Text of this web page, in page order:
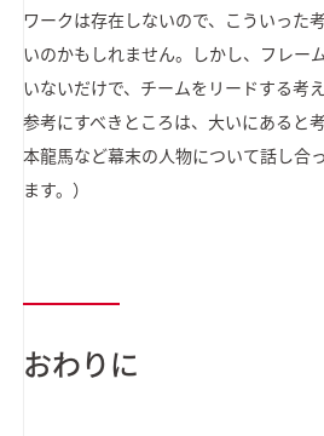
ワークは存在しないので、こういった
いのかもしれません。しかし、フレー
いないだけで、チームをリードする考
参考にすべきところは、大いにあると
本龍馬など幕末の人物について話し合
ます。）
おわりに